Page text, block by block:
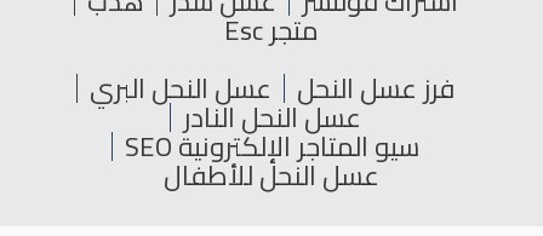
متجر Esc
فرز عسل النحل عسل النحل البري
عسل النحل النادر
سيو المتاجر الإلكترونية SEO
عسل النحل للأطفال